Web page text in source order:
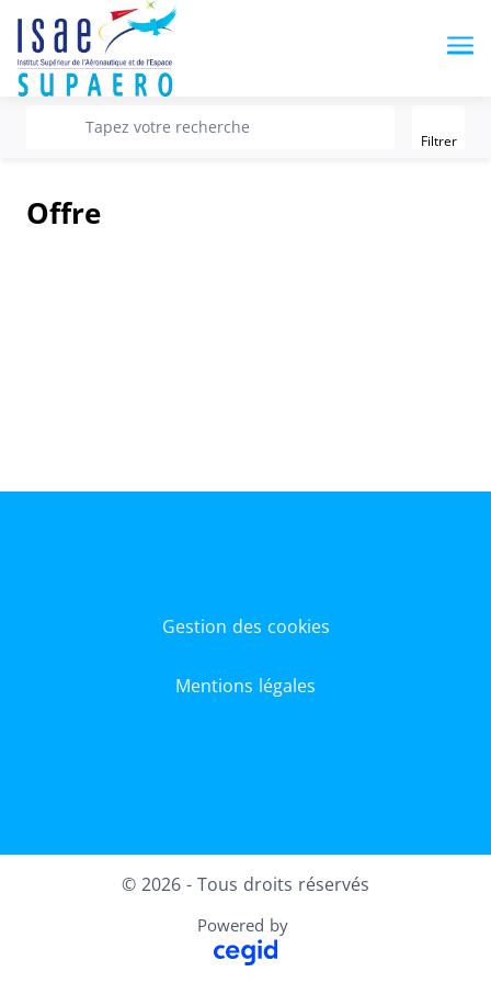
recherche
Tapez votre recherche
Filtrer
Offre
Gestion des cookies
Mentions légales
© 2026 - Tous droits réservés
Powered by